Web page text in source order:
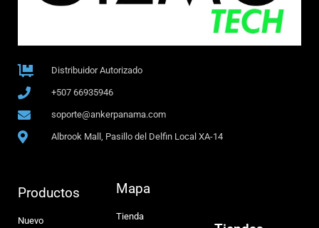
Distribuidor Autorizado
+507 66935946
soporte@ankerpanama.com
Albrook Mall, Pasillo del Delfin Local XA-14
Productos
Nuevo
Mapa
Tienda